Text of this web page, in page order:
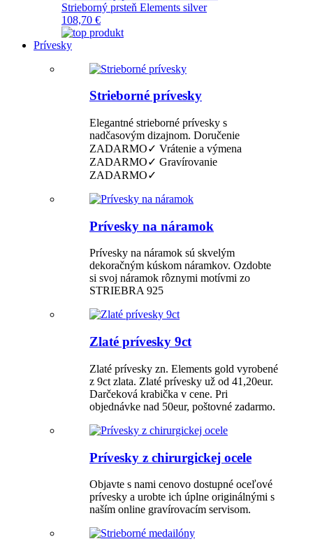
Strieborný prsteň Elements silver
108,70 €
Prívesky
Strieborné prívesky
Elegantné strieborné prívesky s
nadčasovým dizajnom. Doručenie
ZADARMO✓ Vrátenie a výmena
ZADARMO✓ Gravírovanie
ZADARMO✓
Prívesky na náramok
Prívesky na náramok sú skvelým
dekoračným kúskom náramkov. Ozdobte
si svoj náramok rôznymi motívmi zo
STRIEBRA 925
Zlaté prívesky 9ct
Zlaté prívesky zn. Elements gold vyrobené
z 9ct zlata. Zlaté prívesky už od 41,20eur.
Darčeková krabička v cene. Pri
objednávke nad 50eur, poštovné zadarmo.
Prívesky z chirurgickej ocele
Objavte s nami cenovo dostupné oceľové
prívesky a urobte ich úplne originálnými s
naším online gravírovacím servisom.